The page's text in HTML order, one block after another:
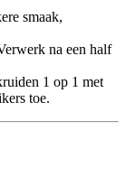
smaak,
na een half
1 op 1 met
toe.